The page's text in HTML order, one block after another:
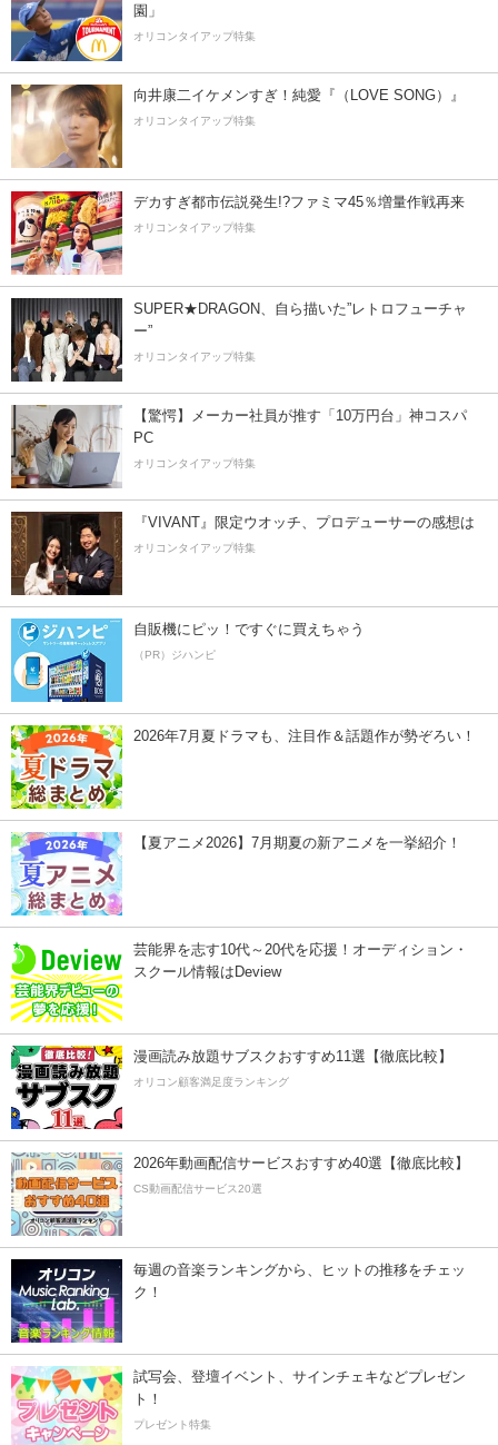
園」
オリコンタイアップ特集
向井康二イケメンすぎ！純愛『（LOVE SONG）』
オリコンタイアップ特集
デカすぎ都市伝説発生!?ファミマ45％増量作戦再来
オリコンタイアップ特集
SUPER★DRAGON、自ら描いた”レトロフューチャ
ー”
オリコンタイアップ特集
【驚愕】メーカー社員が推す「10万円台」神コスパ
PC
オリコンタイアップ特集
『VIVANT』限定ウオッチ、プロデューサーの感想は
オリコンタイアップ特集
自販機にピッ！ですぐに買えちゃう
（PR）ジハンピ
2026年7月夏ドラマも、注目作＆話題作が勢ぞろい！
【夏アニメ2026】7月期夏の新アニメを一挙紹介！
芸能界を志す10代～20代を応援！オーディション・
スクール情報はDeview
漫画読み放題サブスクおすすめ11選【徹底比較】
オリコン顧客満足度ランキング
2026年動画配信サービスおすすめ40選【徹底比較】
CS動画配信サービス20選
毎週の音楽ランキングから、ヒットの推移をチェッ
ク！
試写会、登壇イベント、サインチェキなどプレゼン
ト！
プレゼント特集